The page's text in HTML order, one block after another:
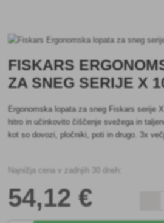
FISKARS
ZA SNEG SERIJE X
Ergonomska lopata za sneg Fiskars serije
hitro in učinkovito čiščenje svežega in
kot so dovozi, pločniki, poti in drugo. 3x
Najnižja cena v zadnjih 30 dneh:
54,12 €